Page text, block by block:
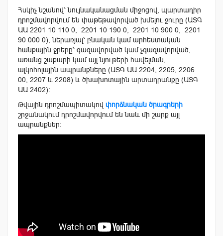
Հսկիչ նշանով՝ նույնականացման միջոցով, պարտադիր
դրոշմավորվում են փաթեթավորված խմելու ջուրը (ԱՏԳ
ԱԱ 2201 10 110 0, 2201 10 190 0, 2201 10 900 0, 2201
90 000 0), ներառյալ՝ բնական կամ արհեստական
հանքային ջրերը՝ գազավորված կամ չգազավորված,
առանց շաքարի կամ այլ նյութերի հավելման,
ալկոհոլային ապրանքները (ԱՏԳ ԱԱ 2204, 2205, 2206
00, 2207 և 2208) և ծխախոտային արտադրանքը (ԱՏԳ
ԱԱ 2402)։
Թվային դրոշմապիտակով փորձնական ծրագրերի
շրջանակում դրոշմավորվում են նաև մի շարք այլ
ապրանքներ։